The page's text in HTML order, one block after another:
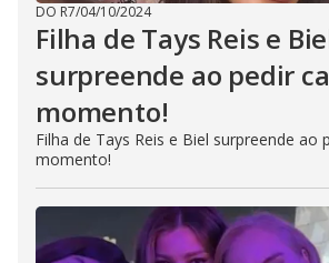
DO R7/04/10/2024
Filha de Tays Reis e
surpreende ao pedir
momento!
Filha de Tays Reis e Biel surpreende ao
momento!